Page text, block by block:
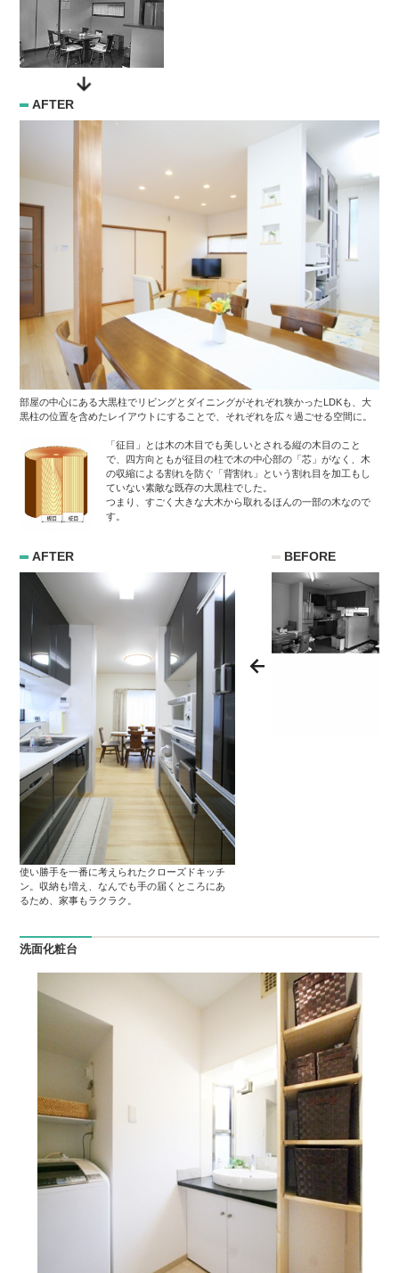
AFTER
部屋の中心にある大黒柱でリビングとダイニングがそれぞれ狭かったLDKも、大
黒柱の位置を含めたレイアウトにすることで、それぞれを広々過ごせる空間に。
「征目」とは木の木目でも美しいとされる縦の木目のこと
で、四方向ともが征目の柱で木の中心部の「芯」がなく、木
の収縮による割れを防ぐ「背割れ」という割れ目を加工もし
ていない素敵な既存の大黒柱でした。
つまり、すごく大きな大木から取れるほんの一部の木なので
す。
BEFORE
AFTER
使い勝手を一番に考えられたクローズドキッチ
ン。収納も増え、なんでも手の届くところにあ
るため、家事もラクラク。
洗面化粧台